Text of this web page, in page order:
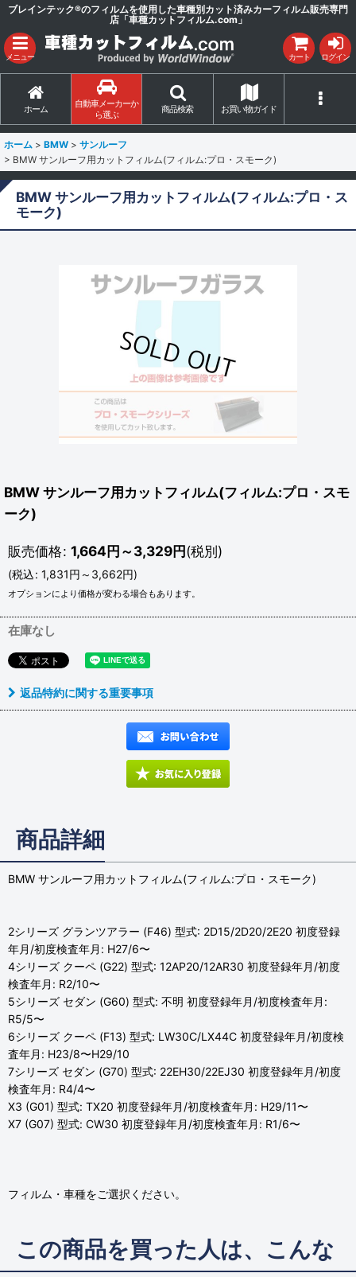
ブレインテック®のフィルムを使用した車種別カット済みカーフィルム販売専門
店「車種カットフィルム.com」
メニュー カート ログイン
ホーム
自動車メーカーか
ら選ぶ
商品検索 お買い物ガイド
ホーム > BMW > サンルーフ
> BMW サンルーフ用カットフィルム(フィルム:プロ・スモーク)
BMW サンルーフ用カットフィルム(フィルム:プロ・ス
モーク)
BMW サンルーフ用カットフィルム(フィルム:プロ・スモ
ーク)
販売価格: 1,664円～3,329円(税別)
(税込: 1,831円 ～3,662円)
オプションにより価格が変わる場合もあります。
在庫なし
返品特約に関する重要事項
商品詳細
BMW サンルーフ用カットフィルム(フィルム:プロ・スモーク)
2シリーズ グランツアラー (F46) 型式: 2D15/2D20/2E20 初度登録
年月/初度検査年月: H27/6〜
4シリーズ クーペ (G22) 型式: 12AP20/12AR30 初度登録年月/初度
検査年月: R2/10〜
5シリーズ セダン (G60) 型式: 不明 初度登録年月/初度検査年月:
R5/5〜
6シリーズ クーペ (F13) 型式: LW30C/LX44C 初度登録年月/初度検
査年月: H23/8〜H29/10
7シリーズ セダン (G70) 型式: 22EH30/22EJ30 初度登録年月/初度
検査年月: R4/4〜
X3 (G01) 型式: TX20 初度登録年月/初度検査年月: H29/11〜
X7 (G07) 型式: CW30 初度登録年月/初度検査年月: R1/6〜
フィルム・車種をご選択ください。
この商品を買った人は、こんな